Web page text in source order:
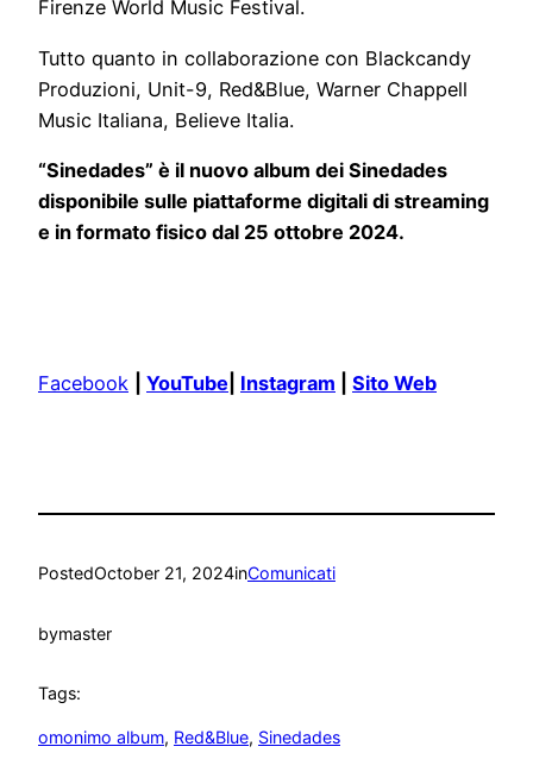
Firenze World Music Festival.
Tutto quanto in collaborazione con Blackcandy
Produzioni, Unit-9, Red&Blue, Warner Chappell
Music Italiana, Believe Italia.
“Sinedades” è il nuovo album dei Sinedades
disponibile sulle piattaforme digitali di streaming
e in formato fisico dal 25 ottobre 2024.
Facebook YouTube Instagram Sito Web
PostedOctober 21, 2024inComunicati
bymaster
Tags:
omonimo album, Red&Blue, Sinedades